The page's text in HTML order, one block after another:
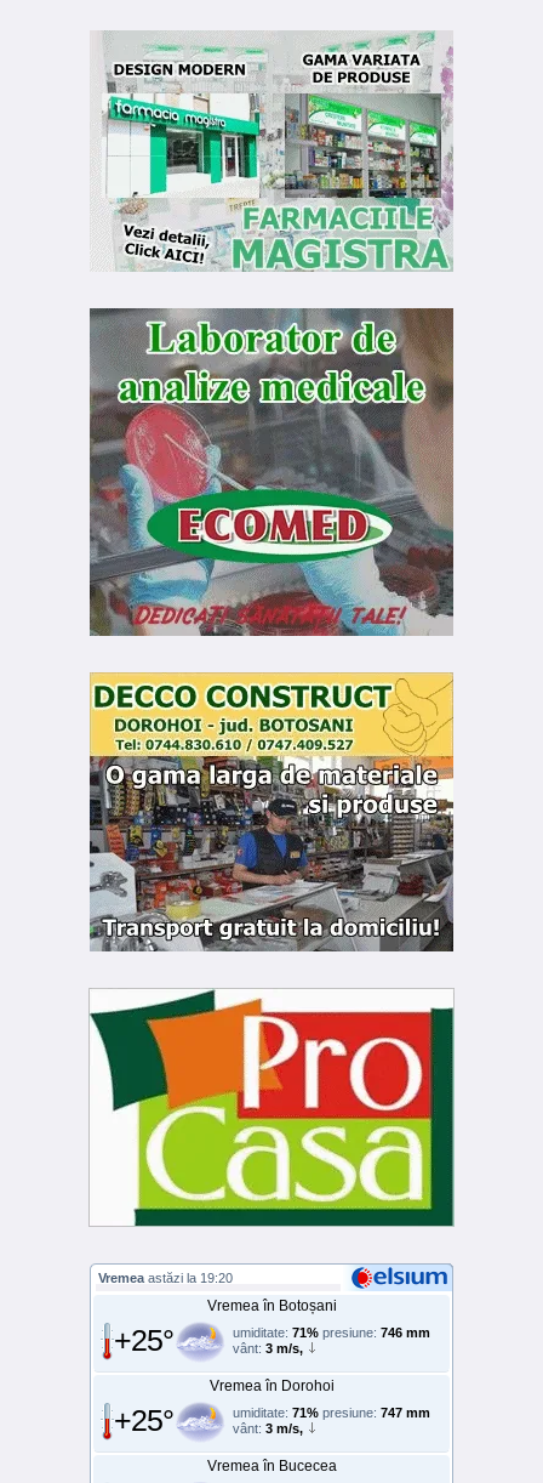
Vremea astăzi la 19:20
Vremea în Botoșani
+25° umiditate: 71% presiune: 746 mm
vânt: 3 m/s,
Vremea în Dorohoi
+25° umiditate: 71% presiune: 747 mm
vânt: 3 m/s,
Vremea în Bucecea